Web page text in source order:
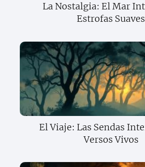
La Nostalgia: El Mar
Estrofas Suaves
El Viaje: Las Sendas
Versos Vivos